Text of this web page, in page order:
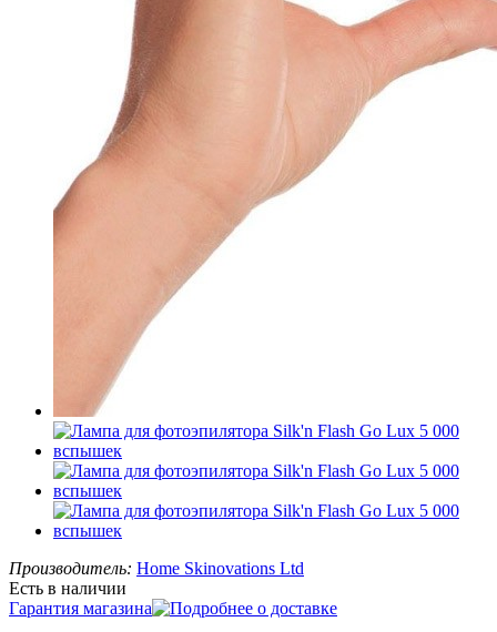
Производитель: Home Skinovations Ltd
Есть в наличии
Гарантия магазина